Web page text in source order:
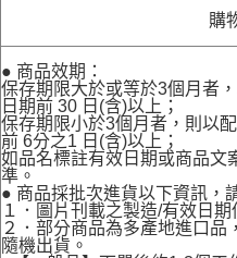
購
● 商品效期：
保存期限大於或等於3個月者
日期前 30 日(含)以上；
保存期限小於3個月者，則以
前 6分之1 日(含)以上；
如品名標註有效日期或商品文
準。
● 商品採批次進貨以下資訊，
１．圖片刊載之製造/有效日期
２．部分商品為多產地進口品
隨機出貨。